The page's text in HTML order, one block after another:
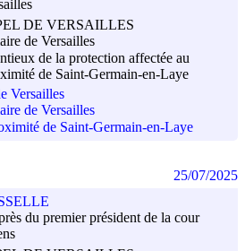
DE VERSAILLES
de Versailles
de la protection affectée au
de Saint-Germain-en-Laye
Versailles
de Versailles
de Saint-Germain-en-Laye
du premier président de la cour
25/07/2025